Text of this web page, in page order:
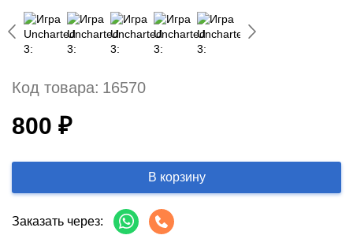
Код товара: 16570
800 ₽
В корзину
Заказать через: